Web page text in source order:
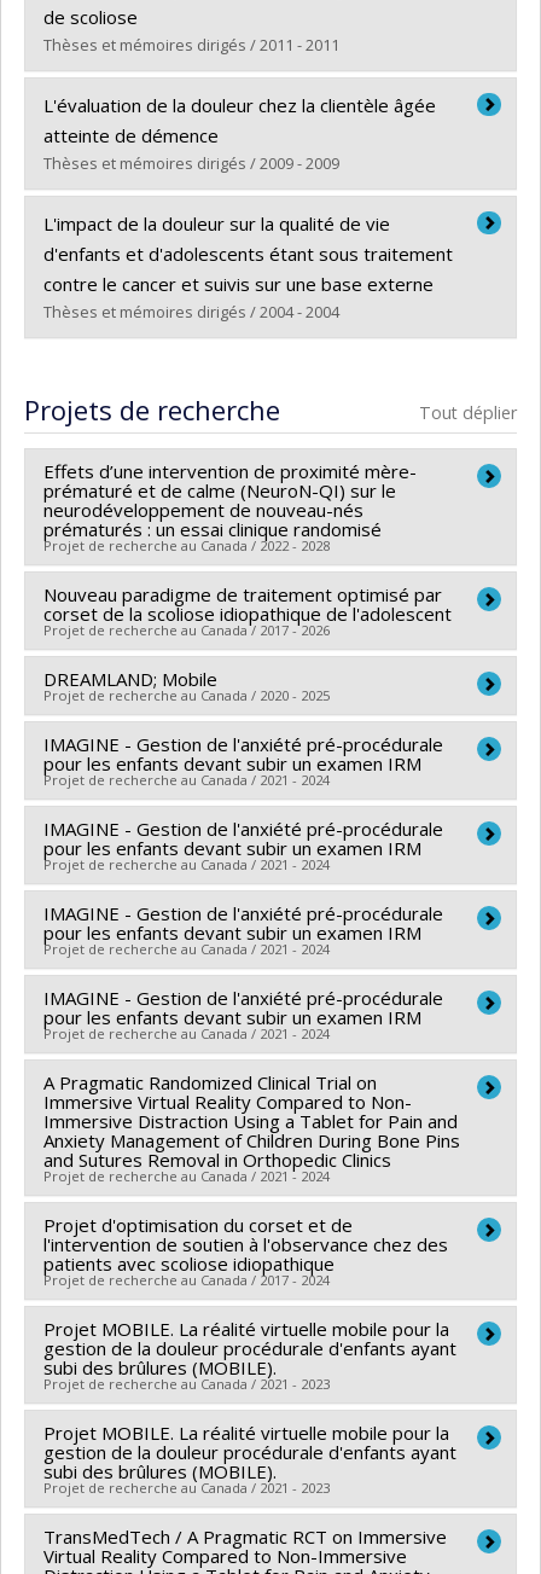
Lien vers le document dans Papyrus
de scoliose
Thèses et mémoires dirigés / 2011 - 2011
Diplômé(e) :Charette, Sylvie
Cycle :Maîtrise
Diplôme obtenu :M. Sc.
Lien vers le document dans Papyrus
L'évaluation de la douleur chez la clientèle âgée
atteinte de démence
Thèses et mémoires dirigés / 2009 - 2009
Diplômé(e) :Salette, Françoise
Cycle :Maîtrise
Diplôme obtenu : M. Sc.
Lien vers le document dans Papyrus
L'impact de la douleur sur la qualité de vie
d'enfants et d'adolescents étant sous traitement
contre le cancer et suivis sur une base externe
Thèses et mémoires dirigés / 2004 - 2004
Cycle :
Maîtrise
Diplôme obtenu :M. Sc.
Lien vers le document dans Papyrus
Projets de recherche Tout déplier
Effets d’une intervention de proximité mère-
prématuré et de calme (NeuroN-QI) sur le
neurodéveloppement de nouveau-nés
prématurés : un essai clinique randomisé
Projet de recherche au Canada / 2022 - 2028
Chercheur principal : Marilyn Aita
Co-chercheurs : Sylvie Le May,Sarah Lippé,
Marjolaine Héon,Sophie Tremblay,Gabriel Altit
Sources de financement : IRSC/Instituts de recherche
en santé du Canada
Programmes de subvention :PVXXXXXX-(PJT)
Subvention Projet
Nouveau paradigme de traitement optimisé par
corset de la scoliose idiopathique de l'adolescent
Projet de recherche au Canada / 2017 - 2026
Chercheur principal : Hubert Labelle
Co-chercheurs : Sylvie Le May,Stefan Parent,Carole
Fortin,Marie Beauséjour,Carl-Éric Aubin,Jean A.
Ouellet
Sources de financement :IRSC/Instituts de recherche
en santé du Canada
Programmes de subvention :PVXXXXXX-(FDN)
Subvention Fondation
DREAMLAND; Mobile
Projet de recherche au Canada / 2020 - 2025
Chercheur principal : Sylvie Le May
Sources de financement :MITACS Inc.
Programmes de subvention :PVXXXXXX-Stage
Accélération Québec - MITACS
IMAGINE - Gestion de l'anxiété pré-procédurale
pour les enfants devant subir un examen IRM
Projet de recherche au Canada / 2021 - 2024
Co-chercheurs : Sylvie Le May, Christine Genest
Sources de financement :Ministère Économie et
Innovation
Programmes de subvention :PVXXXXXX-Soutien aux
organismes de recherche et innovation (PSO) - Volet
2: Soutien aux projets
IMAGINE - Gestion de l'anxiété pré-procédurale
pour les enfants devant subir un examen IRM
Projet de recherche au Canada / 2021 - 2024
Chercheur principal : Sylvie Le May
Co-chercheurs : Christine Genest
Sources de financement :Paperplane Therapeutics
Programmes de subvention :
IMAGINE - Gestion de l'anxiété pré-procédurale
pour les enfants devant subir un examen IRM
Projet de recherche au Canada / 2021 - 2024
Chercheur principal : Sylvie Le May
Co-chercheurs : Christine Genest
Sources de financement :Fondation de HMR
Programmes de subvention :
IMAGINE - Gestion de l'anxiété pré-procédurale
pour les enfants devant subir un examen IRM
Projet de recherche au Canada / 2021 - 2024
Chercheur principal : Sylvie Le May
Co-chercheurs : Christine Genest
Sources de financement :Siemens Canada Ltd
Programmes de subvention :
A Pragmatic Randomized Clinical Trial on
Immersive Virtual Reality Compared to Non-
Immersive Distraction Using a Tablet for Pain and
Anxiety Management of Children During Bone Pins
and Sutures Removal in Orthopedic Clinics
Projet de recherche au Canada / 2021 - 2024
Chercheur principal : Sylvie Le May
Co-chercheurs : Pierre Rainville,Stefan Parent,
Mathilde Hupin Debeurme,Stéphane Bouchard
Argerie Tsimicalis
David Paquin,
Melanie Noel
Sources de financement :IRSC/Instituts de recherche
en santé du Canada
Programmes de subvention :PVXXXXXX-(PJT)
Subvention Projet
Projet d'optimisation du corset et de
l'intervention de soutien à l'observance chez des
patients avec scoliose idiopathique
Projet de recherche au Canada / 2017 - 2024
Chercheur principal : Hubert Labelle
Co-chercheurs : Sylvie Le May,Marie Beauséjour
Sources de financement :IRSC/Instituts de recherche
en santé du Canada
Programmes de subvention :PVXXXXXX-(FDN)
Subvention Fondation
Projet MOBILE. La réalité virtuelle mobile pour la
gestion de la douleur procédurale d'enfants ayant
subi des brûlures (MOBILE).
Projet de recherche au Canada / 2021 - 2023
Co-chercheurs : Sylvie Le May
Sources de financement :Ministère Économie et
Innovation
Programmes de subvention :
Projet MOBILE. La réalité virtuelle mobile pour la
gestion de la douleur procédurale d'enfants ayant
subi des brûlures (MOBILE).
Projet de recherche au Canada / 2021 - 2023
Chercheur principal : Sylvie Le May
TransMedTech / A Pragmatic RCT on Immersive
Virtual Reality Compared to Non-Immersive